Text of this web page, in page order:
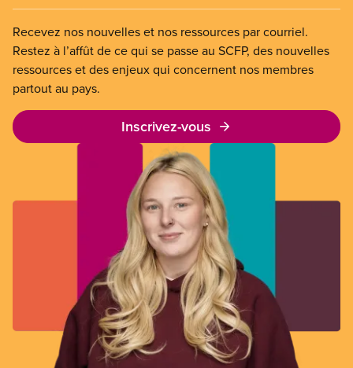
Recevez nos nouvelles et nos ressources par courriel.
Restez à l’affût de ce qui se passe au SCFP, des nouvelles
ressources et des enjeux qui concernent nos membres
partout au pays.
Inscrivez-vous